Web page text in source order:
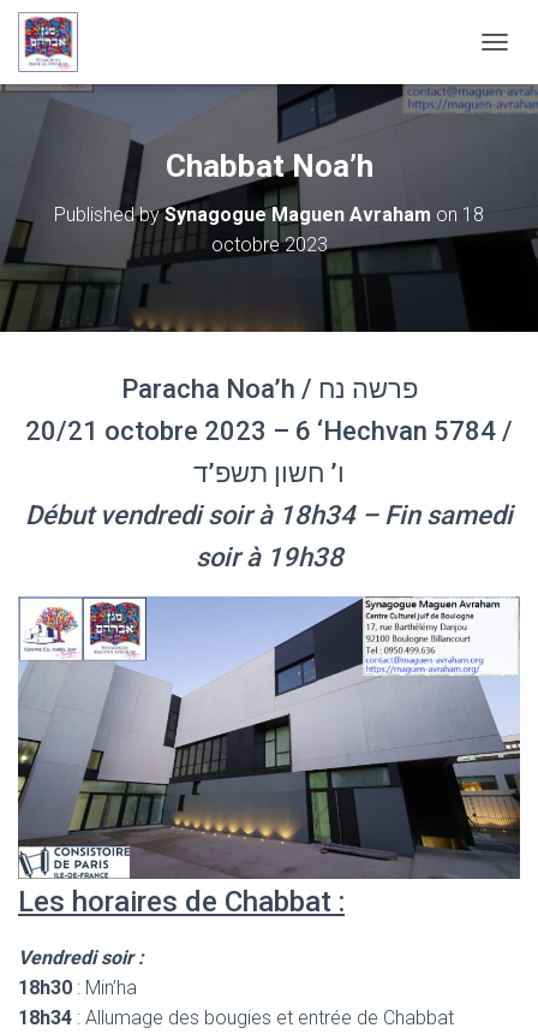
Chabbat Noa’h
Published bySynagogue Maguen Avraham on 18
octobre 2023
Paracha Noa’h / פרשה נח
20/21 octobre 2023 – 6 ‘Hechvan 5784 /
ו’ חשון תשפ’ד
Début vendredi soir à 18h34 – Fin samedi
soir à 19h38
Les horaires de Chabbat :
Vendredi soir :
18h30 : Min’ha
18h34 : Allumage des bougies et entrée de Chabbat